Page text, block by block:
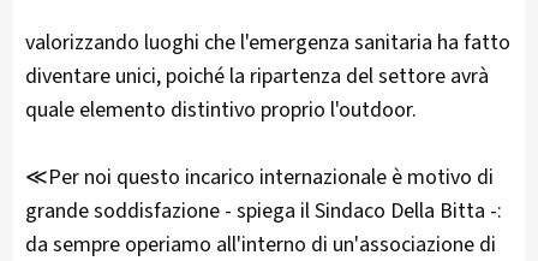
valorizzando luoghi che l'emergenza sanitaria ha fatto
diventare unici, poiché la ripartenza del settore avrà
quale elemento distintivo proprio l'outdoor.
≪Per noi questo incarico internazionale è motivo di
grande soddisfazione - spiega il Sindaco Della Bitta -:
da sempre operiamo all'interno di un'associazione di